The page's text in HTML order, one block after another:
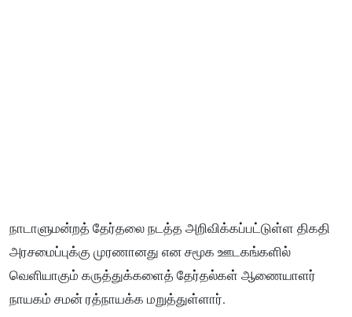
நாடாளுமன்றத் தேர்தலை நடத்த அறிவிக்கப்பட்டுள்ள திகதி
அரசமைப்புக்கு முரணானது என சமூக ஊடகங்களில்
வெளியாகும் கருத்துக்களைத் தேர்தல்கள் ஆணையாளர்
நாயகம் சமன் ரத்நாயக்க மறுத்துள்ளார்.